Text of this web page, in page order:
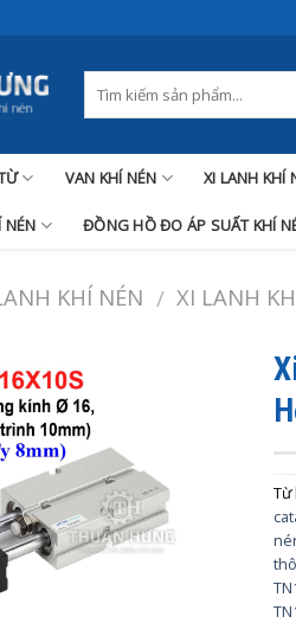
VAN KHÍ NÉN XI LANH KHÍ
NÉN ĐỒNG HỒ ĐO ÁP SUẤT KHÍ
KHÍ NÉN / XI LANH